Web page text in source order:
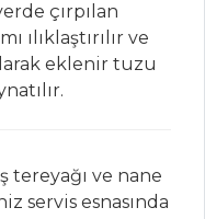
çırpılan
ılıklaştırılır ve
eklenir tuzu
tereyağı ve nane
servis esnasında